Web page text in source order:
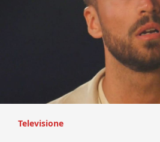
Televisione